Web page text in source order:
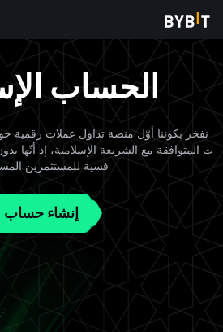
الحساب
نفخر بكوننا أوّل منصة تداول عملات رقمية
ت المتوافقة مع الشريعة الإسلامية، إذ أنّها
فسية للمستثمرين
إنشاء حساب